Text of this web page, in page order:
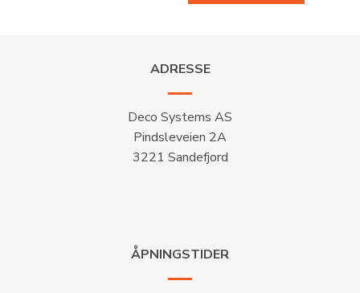
ADRESSE
Deco Systems AS
Pindsleveien 2A
3221 Sandefjord
ÅPNINGSTIDER